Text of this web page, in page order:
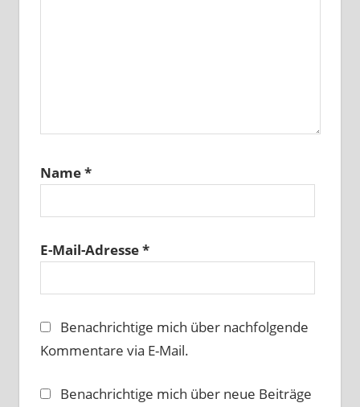
Name*
E-Mail-Adresse*
Benachrichtige mich über nachfolgende
Kommentare via E-Mail.
Benachrichtige mich über neue Beiträge